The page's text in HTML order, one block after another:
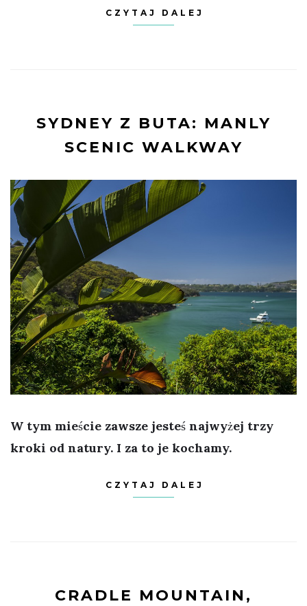
CZYTAJ DALEJ
SYDNEY Z BUTA: MANLY
SCENIC WALKWAY
W tym mieście zawsze jesteś najwyżej trzy
kroki od natury. I za to je kochamy.
CZYTAJ DALEJ
CRADLE MOUNTAIN,